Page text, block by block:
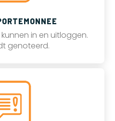
in en uitloggen.
genoteerd.